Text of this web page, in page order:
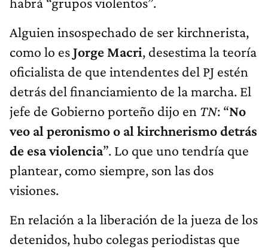
Alguien insospechado de ser kirchnerista,
como lo esJorge Macri, desestima la teoría
oficialista de que intendentes del PJ estén
detrás del financiamiento de la marcha. El
jefe de Gobierno porteño dijo en TN: “No
veo al peronismo o al kirchnerismo detrás
de esa violencia”. Lo que uno tendría que
plantear, como siempre, son las dos
visiones.
En relación a la liberación de la jueza de los
detenidos, hubo colegas periodistas que